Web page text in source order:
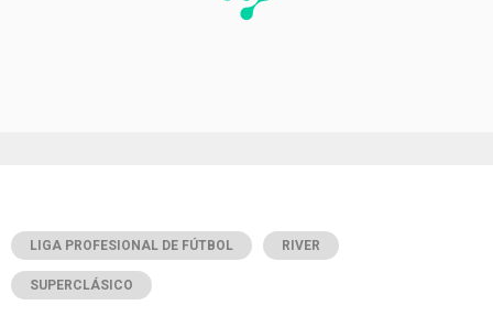
LIGA PROFESIONAL DE FÚTBOL RIVER
SUPERCLÁSICO